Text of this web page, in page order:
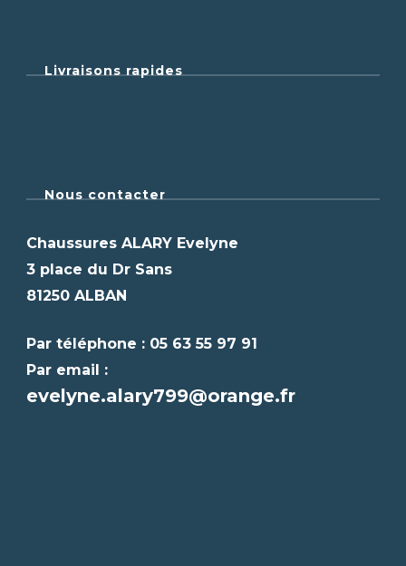
Livraisons rapides
Nous contacter
Chaussures ALARY Evelyne
3 place du Dr Sans
81250 ALBAN
Par téléphone : 05 63 55 97 91
Par email :
evelyne.alary799@orange.fr